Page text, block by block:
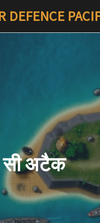
DEFENCE
सी अटैक